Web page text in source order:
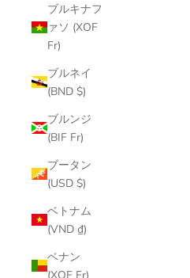
ブルキナフ
ァソ (XOF
Fr)
ブルネイ
(BND $)
ブルンジ
(BIF Fr)
ブータン
(USD $)
ベトナム
(VND ₫)
ベナン